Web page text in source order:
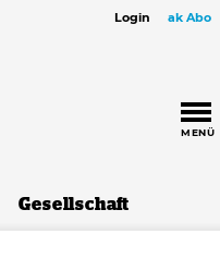
Login ak Abo
MENÜ
Gesellschaft